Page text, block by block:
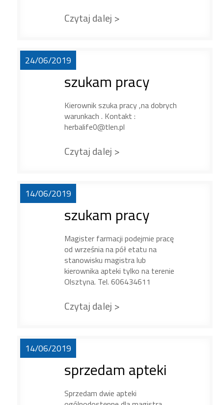
Czytaj dalej >
24/06/2019
szukam pracy
Kierownik szuka pracy ,na dobrych
warunkach . Kontakt :
herbalife0@tlen.pl
Czytaj dalej >
14/06/2019
szukam pracy
Magister farmacji podejmie pracę
od września na pół etatu na
stanowisku magistra lub
kierownika apteki tylko na terenie
Olsztyna. Tel. 606434611
Czytaj dalej >
14/06/2019
sprzedam apteki
Sprzedam dwie apteki